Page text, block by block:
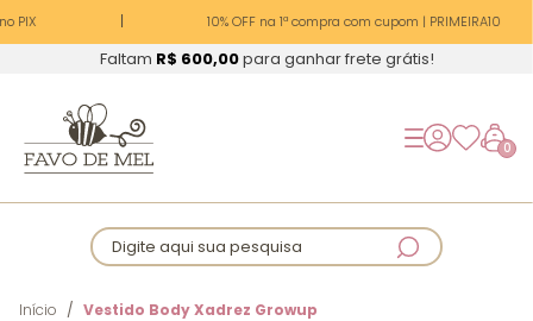
PIX 10% OFF na 1ª compra com cupom | PRIMEIRA10
Faltam R$ 600,00para ganhar frete grátis!
0
Digite aqui sua pesquisa
Início Vestido Body Xadrez Growup